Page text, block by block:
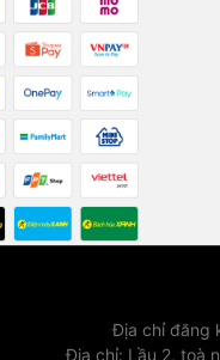
Địa chỉ đăng
Địa chỉ: Lầu 2, toà